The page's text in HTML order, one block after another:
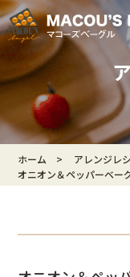
ホーム
アレンジレ
オニオン＆ペッパーベー